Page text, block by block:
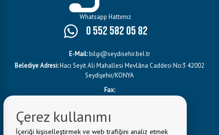
Whatsapp Hattımız
0 552 582 05 82
E-Mail:bilgi@seydisehir.bel.tr
Belediye Adresi:Hacı Seyit Ali Mahallesi Mevlâna Caddesi No:3 42002
Seydişehir/KONYA
Fax:
Çerez kullanımı
İçeriği kişiselleştirmek ve web trafiğini analiz etmek